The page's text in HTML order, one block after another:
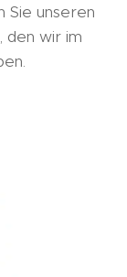
Sie unseren
den wir im